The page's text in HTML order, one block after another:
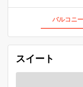
バルコニ
スイート